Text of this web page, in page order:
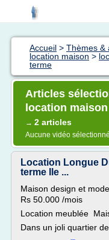
Accueil > Thèmes &
location maison >
terme
Articles
location
→ 2 articles
Aucune vidéo
Location Longue
terme Ile ...
Maison design et
Rs 50.000 /mois
Location meublée
Dans un joli quartier